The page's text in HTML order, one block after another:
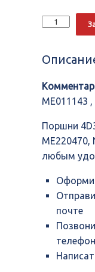
Количество
Поршни
ALFIN
ME220470,
ND-
ME011143
Поршни
ME220470,
любым
почте